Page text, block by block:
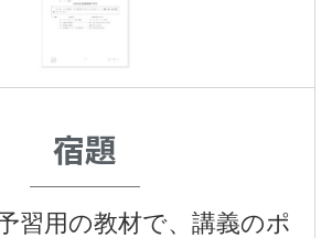
宿題
習用の教材で、講義のポ